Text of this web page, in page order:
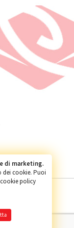
di marketing.
cookie. Puoi
policy